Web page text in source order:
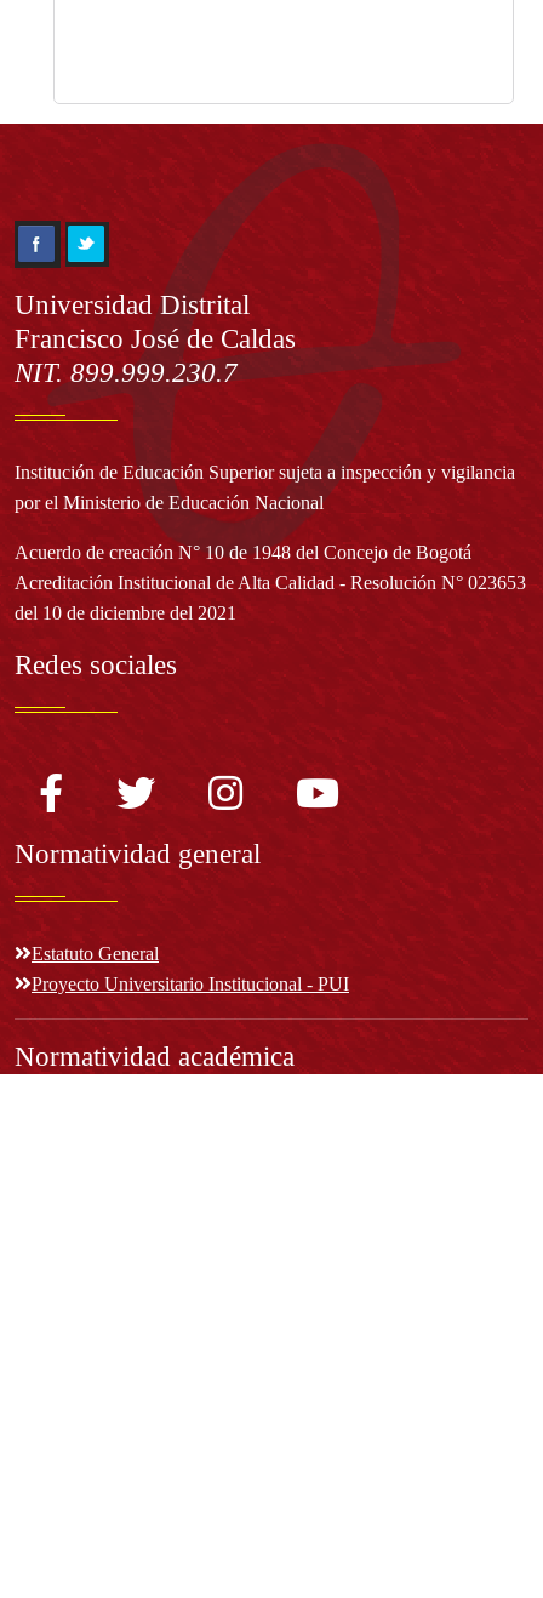
Información
Universidad Distrital
Francisco José de Caldas
NIT. 899.999.230.7
Institución de Educación Superior sujeta a inspección y vigilancia
por el Ministerio de Educación Nacional
Acuerdo de creación N° 10 de 1948 del Concejo de Bogotá
Acreditación Institucional de Alta Calidad - Resolución N° 023653
del 10 de diciembre del 2021
Redes sociales
Normatividad general
Estatuto General
Proyecto Universitario Institucional - PUI
Normatividad académica